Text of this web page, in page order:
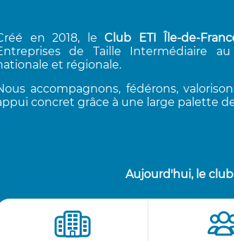
en 2018, le Club ETI Île-de-
de Taille Intermédiaire
et régionale.
accompagnons, fédérons,
concret grâce à une large palette
Aujourd'hui, le